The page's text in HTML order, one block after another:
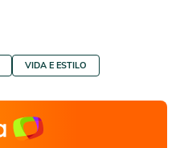
VIDA E ESTILO